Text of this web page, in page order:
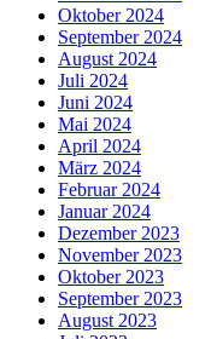
Oktober 2024
September 2024
August 2024
Juli 2024
Juni 2024
Mai 2024
April 2024
März 2024
Februar 2024
Januar 2024
Dezember 2023
November 2023
Oktober 2023
September 2023
August 2023